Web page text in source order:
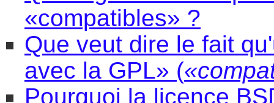
«compatibles» ?
Que veut dire le fait
avec la GPL» (
Pourquoi la licence